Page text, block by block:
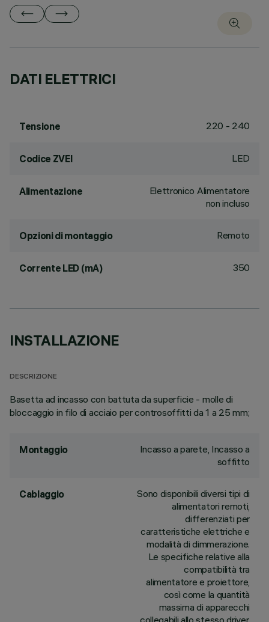
DATI ELETTRICI
Tensione 220 - 240
Codice ZVEI LED
Alimentazione
Elettronico Alimentatore
non incluso
Opzioni di montaggio Remoto
Corrente LED (mA) 350
INSTALLAZIONE
DESCRIZIONE
Basetta ad incasso con battuta da superficie - molle di
bloccaggio in filo di acciaio per controsoffitti da 1 a 25 mm;
Montaggio
Incasso a parete, Incasso a
soffitto
Cablaggio
Sono disponibili diversi tipi di
alimentatori remoti,
differenziati per
caratteristiche elettriche e
modalità di dimmerazione.
Le specifiche relative alla
compatibilità tra
alimentatore e proiettore,
così come la quantità
massima di apparecchi
collegabili allo stesso driver,